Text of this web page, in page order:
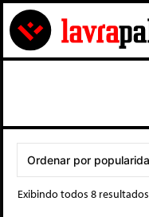
Exibindo todos 8 resultados